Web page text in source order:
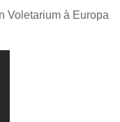
Voletarium à Europa